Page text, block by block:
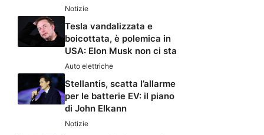
Notizie
Tesla vandalizzata e
boicottata, è polemica in
USA: Elon Musk non ci sta
Auto elettriche
Stellantis, scatta l’allarme
per le batterie EV: il piano
di John Elkann
Notizie